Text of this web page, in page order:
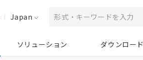
Japan
ソリューション ダウンロード